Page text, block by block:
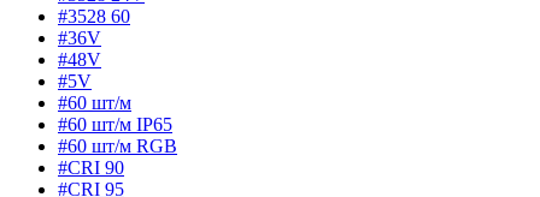
#3528 60
#36V
#48V
#5V
#60 шт/м
#60 шт/м IP65
#60 шт/м RGB
#CRI 90
#CRI 95